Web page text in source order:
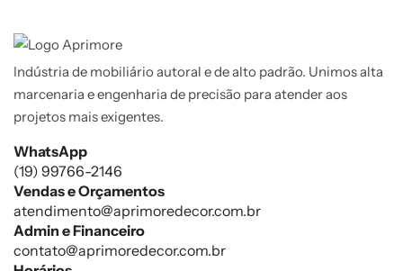
Indústria de mobiliário autoral e de alto padrão. Unimos alta
marcenaria e engenharia de precisão para atender aos
projetos mais exigentes.
WhatsApp
(19) 99766-2146
Vendas e Orçamentos
atendimento@aprimoredecor.com.br
Admin e Financeiro
contato@aprimoredecor.com.br